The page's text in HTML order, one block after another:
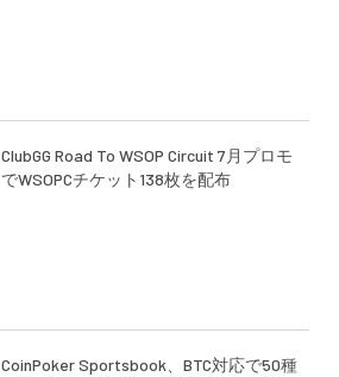
ClubGG Road To WSOP Circuit 7月プロモ
でWSOPCチケット138枚を配布
CoinPoker Sportsbook、BTC対応で50種